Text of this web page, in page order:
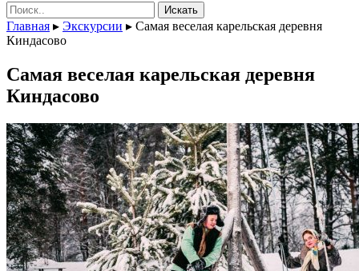
Поиск:
Главная ▸ Экскурсии ▸ Самая веселая карельская деревня
Киндасово
Самая веселая карельская деревня
Киндасово